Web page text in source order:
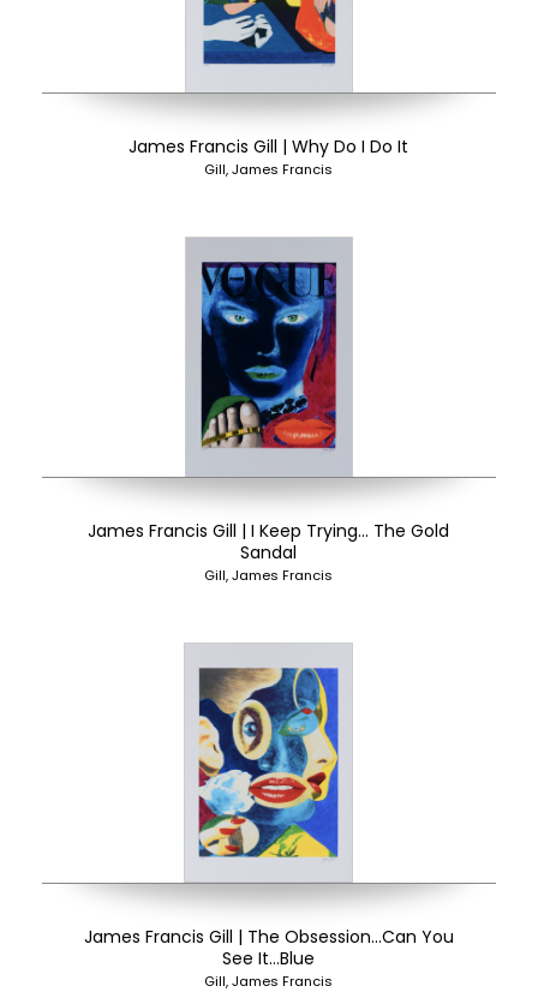
James Francis Gill | Why Do I Do It
Gill, James Francis
James Francis Gill | I Keep Trying… The Gold
Sandal
Gill, James Francis
James Francis Gill | The Obsession…Can You
See It…Blue
Gill, James Francis